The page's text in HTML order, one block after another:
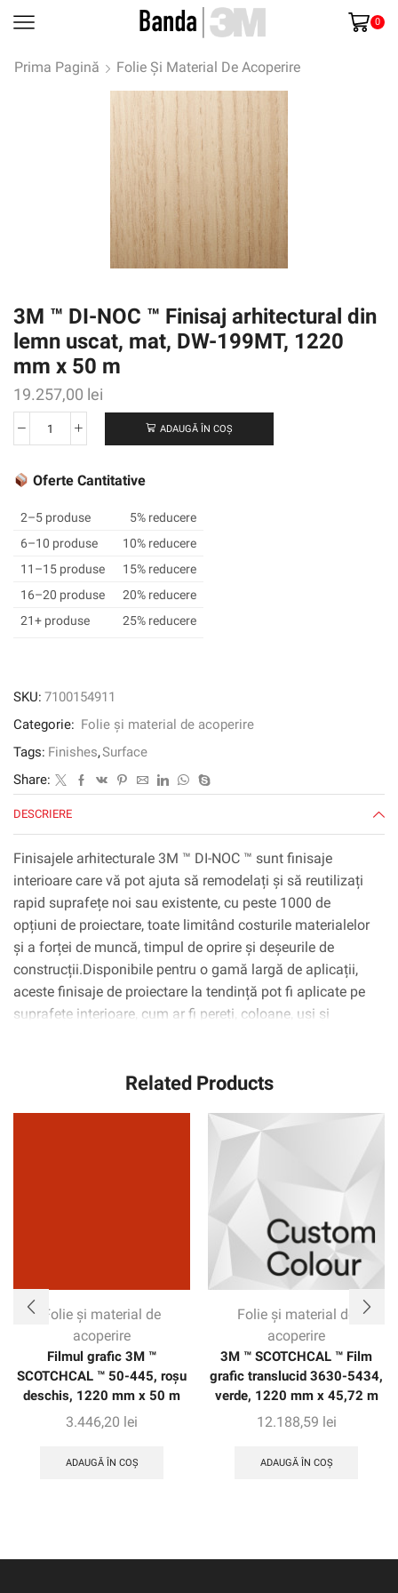
0
Prima Pagină Folie Și Material De Acoperire
3M ™ DI-NOC ™ Finisaj arhitectural din
lemn uscat, mat, DW-199MT, 1220
mm x 50 m
19.257,00 lei
Cantitate
™
NOC
Finisaj
arhitectural
din
lemn
199MT,
mm
x
m
ADAUGĂ ÎN COȘ
Oferte Cantitative
2–5 produse
5% reducere
6–10 produse
10% reducere
11–15 produse
15% reducere
16–20 produse
20% reducere
21+ produse
25% reducere
SKU: 7100154911
Categorie: Folie și material de acoperire
Tags: Finishes,Surface
Share:
DESCRIERE
Finisajele arhitecturale 3M ™ DI-NOC ™ sunt finisaje
interioare care vă pot ajuta să remodelați și să reutilizați
rapid suprafețe noi sau existente, cu peste 1000 de
opțiuni de proiectare, toate limitând costurile materialelor
și a forței de muncă, timpul de oprire și deșeurile de
construcții.Disponibile pentru o gamă largă de aplicații,
aceste finisaje de proiectare la tendință pot fi aplicate pe
suprafețe interioare, cum ar fi pereți, coloane, uși și
practic bulele de aer, simplificând și accelerând procesul
Related Products
Folie și material de
acoperire
Filmul grafic 3M ™
SCOTCHCAL ™ 50-445, roșu
deschis, 1220 mm x 50 m
3.446,20 lei
ADAUGĂ ÎN COȘ
Folie și material de
acoperire
3M ™ SCOTCHCAL ™ Film
grafic translucid 3630-5434,
verde, 1220 mm x 45,72 m
12.188,59 lei
ADAUGĂ ÎN COȘ